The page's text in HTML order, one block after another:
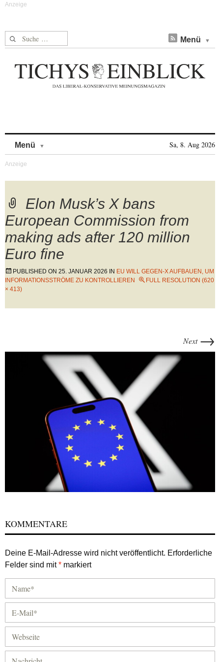
Suche nach: Menü
Menü Sa, 8. Aug 2026
Elon Musk’s X bans
European Commission from
making ads after 120 million
Euro fine
PUBLISHED ON 25. JANUAR 2026 IN EU WILL GEGEN-X AUFBAUEN, UM
INFORMATIONSSTRÖME ZU KONTROLLIEREN
FULL RESOLUTION (620
× 413)
Next →
KOMMENTARE
Deine E-Mail-Adresse wird nicht veröffentlicht. Erforderliche
Felder sind mit* markiert